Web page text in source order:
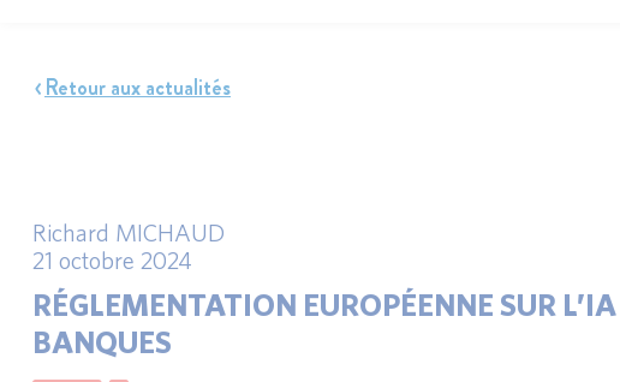
Retour aux actualités
Richard MICHAUD
21 octobre 2024
RÉGLEMENTATION EUROPÉENNE SUR
BANQUES